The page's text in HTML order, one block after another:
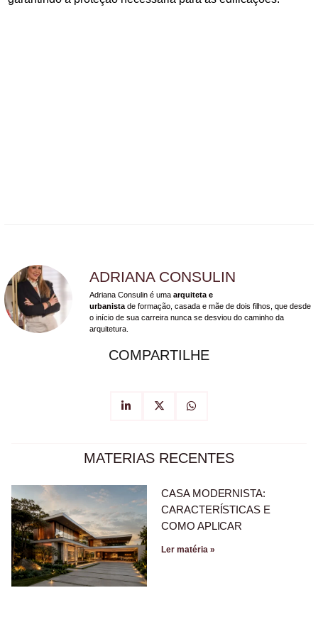
ADRIANA CONSULIN
Adriana Consulin é uma arquiteta e
urbanista de formação, casada e mãe de dois filhos, que desde
o início de sua carreira nunca se desviou do caminho da
arquitetura.
COMPARTILHE
MATERIAS RECENTES
CASA MODERNISTA:
CARACTERÍSTICAS E
COMO APLICAR
Ler matéria »